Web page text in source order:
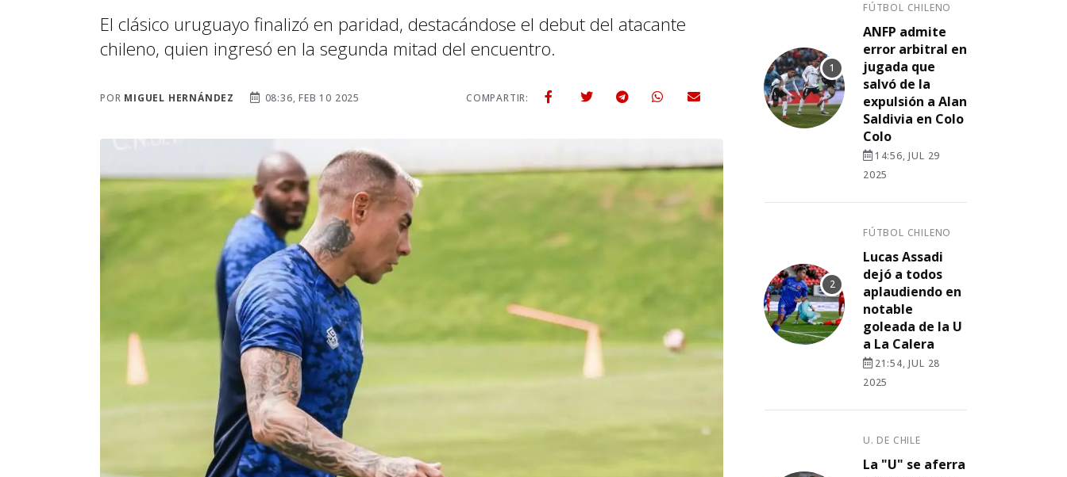
El clásico uruguayo finalizó en paridad, destacándose el debut del atacante
chileno, quien ingresó en la segunda mitad del encuentro.
POR MIGUEL HERNÁNDEZ 08:36, FEB 10 2025 COMPARTIR:
FÚTBOL CHILENO
ANFP admite
error arbitral en
jugada que
salvó de la
expulsión a Alan
Saldivia en Colo
Colo
14:56, JUL 29
2025
FÚTBOL CHILENO
Lucas Assadi
dejó a todos
aplaudiendo en
notable
goleada de la U
a La Calera
21:54, JUL 28
2025
U. DE CHILE
La "U" se aferra